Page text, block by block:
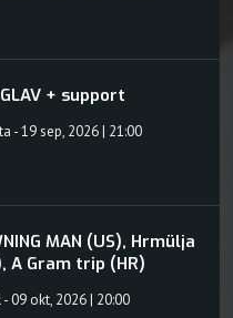
+ support
- 19 sep, 2026 | 21:00
MAN (US), Hrmülja
A Gram trip (HR)
09 okt, 2026 | 20:00